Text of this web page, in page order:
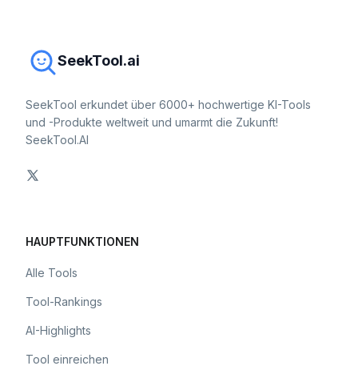
SeekTool.ai
SeekTool erkundet über 6000+ hochwertige KI-Tools
und -Produkte weltweit und umarmt die Zukunft!
SeekTool.AI
HAUPTFUNKTIONEN
Alle Tools
Tool-Rankings
AI-Highlights
Tool einreichen